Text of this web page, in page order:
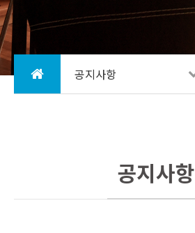
공지사항
공지사항